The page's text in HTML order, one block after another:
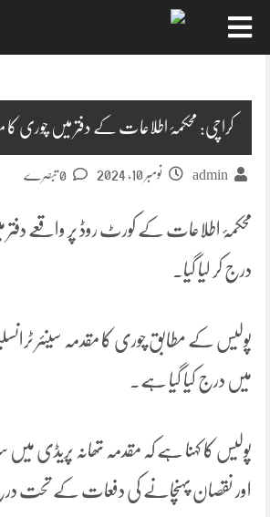
کراچی: محکمۂ اطلاعات کے دفتر میں چوری کا
admin نومبر 10, 2024
محکمۂ اطلاعات کے کورٹ روڈ پر واقعے دفتر
درج کر لیا گیا۔
پولیس کے مطابق چوری کا مقدمہ سینئر
میں درج کیا گیا ہے۔
پولیس کا کہنا ہے کہ مقدمہ تھانہ پریڈی
اور نقصان پہنچانے کی دفعات کے تحت درج